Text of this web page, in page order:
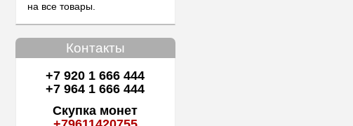
на все товары.
Контакты
+7 920 1 666 444
+7 964 1 666 444
Скупка монет